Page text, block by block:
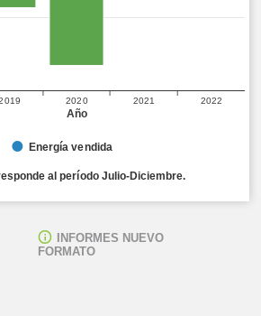
al período Julio-Diciembre.
Año
2020 2021 2022
Energía vendida
INFORMES NUEVO
FORMATO